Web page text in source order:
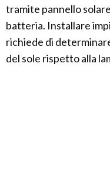
tramite pannello
batteria. Installare
richiede di
del sole rispetto alla